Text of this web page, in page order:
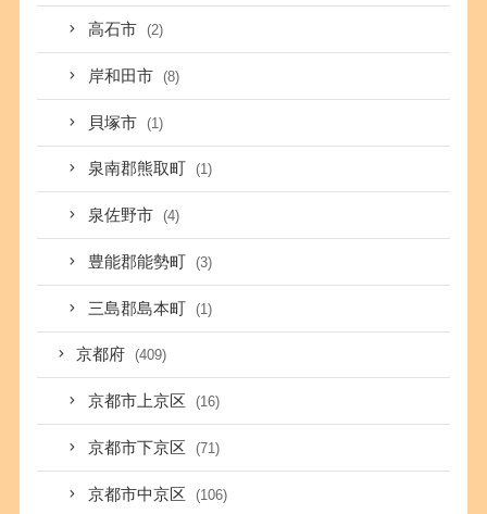
高石市 (2)
岸和田市 (8)
貝塚市 (1)
泉南郡熊取町 (1)
泉佐野市 (4)
豊能郡能勢町 (3)
三島郡島本町 (1)
京都府 (409)
京都市上京区 (16)
京都市下京区 (71)
京都市中京区 (106)